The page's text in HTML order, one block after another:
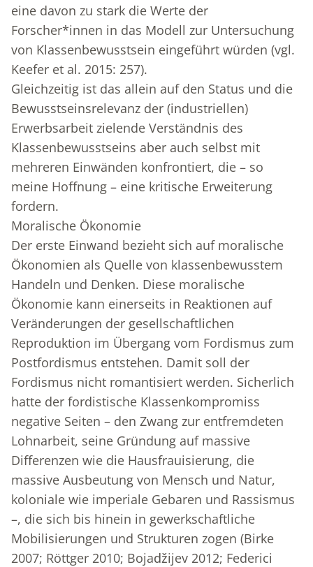
eine davon zu stark die Werte der
Forscher*innen in das Modell zur Untersuchung
von Klassenbewusstsein eingeführt würden (vgl.
Keefer et al. 2015: 257).
Gleichzeitig ist das allein auf den Status und die
Bewusstseinsrelevanz der (industriellen)
Erwerbsarbeit zielende Verständnis des
Klassenbewusstseins aber auch selbst mit
mehreren Einwänden konfrontiert, die – so
meine Hoffnung – eine kritische Erweiterung
fordern.
Moralische Ökonomie
Der erste Einwand bezieht sich auf moralische
Ökonomien als Quelle von klassenbewusstem
Handeln und Denken. Diese moralische
Ökonomie kann einerseits in Reaktionen auf
Veränderungen der gesellschaftlichen
Reproduktion im Übergang vom Fordismus zum
Postfordismus entstehen. Damit soll der
Fordismus nicht romantisiert werden. Sicherlich
hatte der fordistische Klassenkompromiss
negative Seiten – den Zwang zur entfremdeten
Lohnarbeit, seine Gründung auf massive
Differenzen wie die Hausfrauisierung, die
massive Ausbeutung von Mensch und Natur,
koloniale wie imperiale Gebaren und Rassismus
–, die sich bis hinein in gewerkschaftliche
Mobilisierungen und Strukturen zogen (Birke
2007; Röttger 2010; Bojaǆijev 2012; Federici